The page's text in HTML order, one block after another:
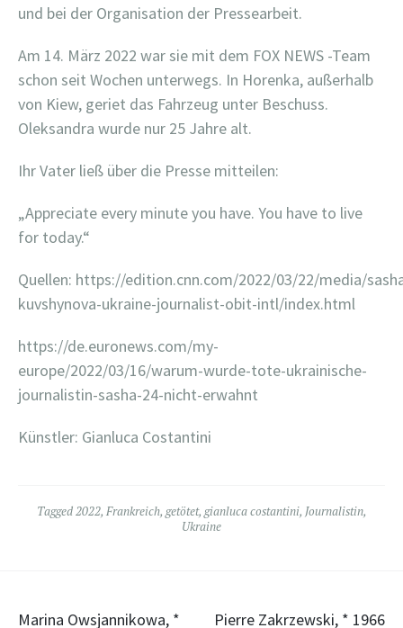
und bei der Organisation der Pressearbeit.
Am 14. März 2022 war sie mit dem FOX NEWS -Team
schon seit Wochen unterwegs. In Horenka, außerhalb
von Kiew, geriet das Fahrzeug unter Beschuss.
Oleksandra wurde nur 25 Jahre alt.
Ihr Vater ließ über die Presse mitteilen:
„Appreciate every minute you have. You have to live
for today.“
Quellen: https://edition.cnn.com/2022/03/22/media/
kuvshynova-ukraine-journalist-obit-intl/index.html
https://de.euronews.com/my-
europe/2022/03/16/warum-wurde-tote-ukrainische-
journalistin-sasha-24-nicht-erwahnt
Künstler: Gianluca Costantini
Tagged2022, Frankreich, getötet, gianluca costantini, Journalistin,
Ukraine
Marina Owsjannikowa, * Pierre Zakrzewski, * 1966